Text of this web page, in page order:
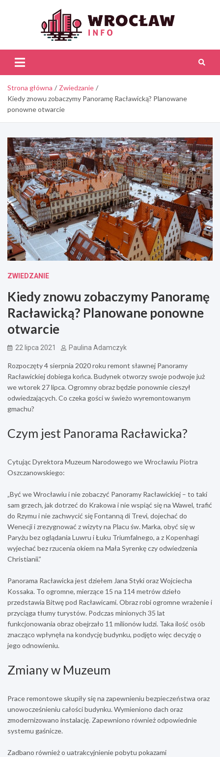
Strona główna
Zwiedzanie
Kiedy znowu zobaczymy Panoramę Racławicką? Planowane
ponowne otwarcie
ZWIEDZANIE
Kiedy znowu zobaczymy Panoramę
Racławicką? Planowane ponowne
otwarcie
22 lipca 2021 Paulina Adamczyk
Rozpoczęty 4 sierpnia 2020 roku remont sławnej Panoramy
Racławickiej dobiega końca. Budynek otworzy swoje podwoje już
we wtorek 27 lipca. Ogromny obraz będzie ponownie cieszył
odwiedzających. Co czeka gości w świeżo wyremontowanym
gmachu?
Czym jest Panorama Racławicka?
Cytując Dyrektora Muzeum Narodowego we Wrocławiu Piotra
Oszczanowskiego:
„Być we Wrocławiu i nie zobaczyć Panoramy Racławickiej – to taki
sam grzech, jak dotrzeć do Krakowa i nie wspiąć się na Wawel, trafić
do Rzymu i nie zachwycić się Fontanną di Trevi, dojechać do
Wenecji i zrezygnować z wizyty na Placu św. Marka, obyć się w
Paryżu bez oglądania Luwru i Łuku Triumfalnego, a z Kopenhagi
wyjechać bez rzucenia okiem na Mała Syrenkę czy odwiedzenia
Christianii.”
Panorama Racławicka jest dziełem Jana Styki oraz Wojciecha
Kossaka. To ogromne, mierzące 15 na 114 metrów dzieło
przedstawia Bitwę pod Racławicami. Obraz robi ogromne wrażenie i
przyciąga tłumy turystów. Podczas minionych 35 lat
funkcjonowania obraz obejrzało 11 milionów ludzi. Taka ilość osób
znacząco wpłynęła na kondycję budynku, podjęto więc decyzję o
jego odnowieniu.
Zmiany w Muzeum
Prace remontowe skupiły się na zapewnieniu bezpieczeństwa oraz
unowocześnieniu całości budynku. Wymieniono dach oraz
zmodernizowano instalację. Zapewniono również odpowiednie
systemu gaśnicze.
Zadbano również o uatrakcyjnienie pobytu pokazami